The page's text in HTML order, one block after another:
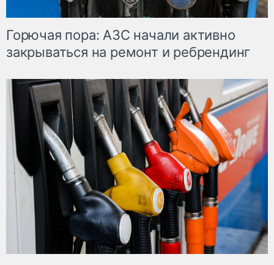
Горючая пора: АЗС начали активно
закрываться на ремонт и ребрендинг